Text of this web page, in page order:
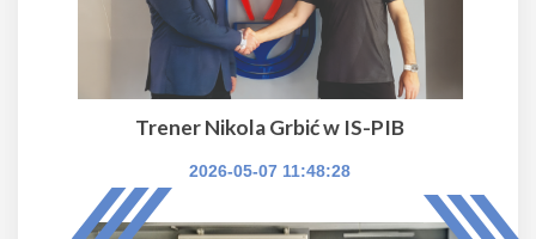
Trener Nikola Grbić w IS-PIB
2026-05-07 11:48:28